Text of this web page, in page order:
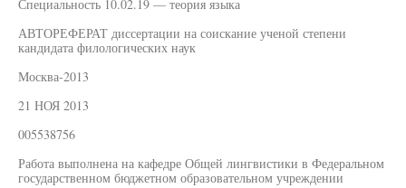
Специальность 10.02.19 — теория языка
АВТОРЕФЕРАТ диссертации на соискание ученой степени
кандидата филологических наук
Москва-2013
21 НОЯ 2013
005538756
Работа выполнена на кафедре Общей лингвистики в Федеральном
государственном бюджетном образовательном учреждении